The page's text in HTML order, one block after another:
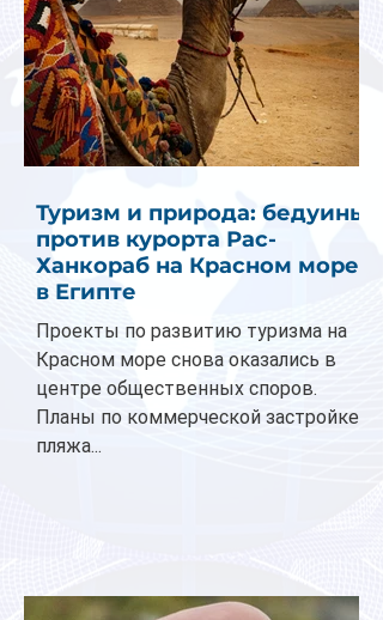
Туризм и природа: бедуины
против курорта Рас-
Ханкораб на Красном море
в Египте
Проекты по развитию туризма на
Красном море снова оказались в
центре общественных споров.
Планы по коммерческой застройке
пляжа...